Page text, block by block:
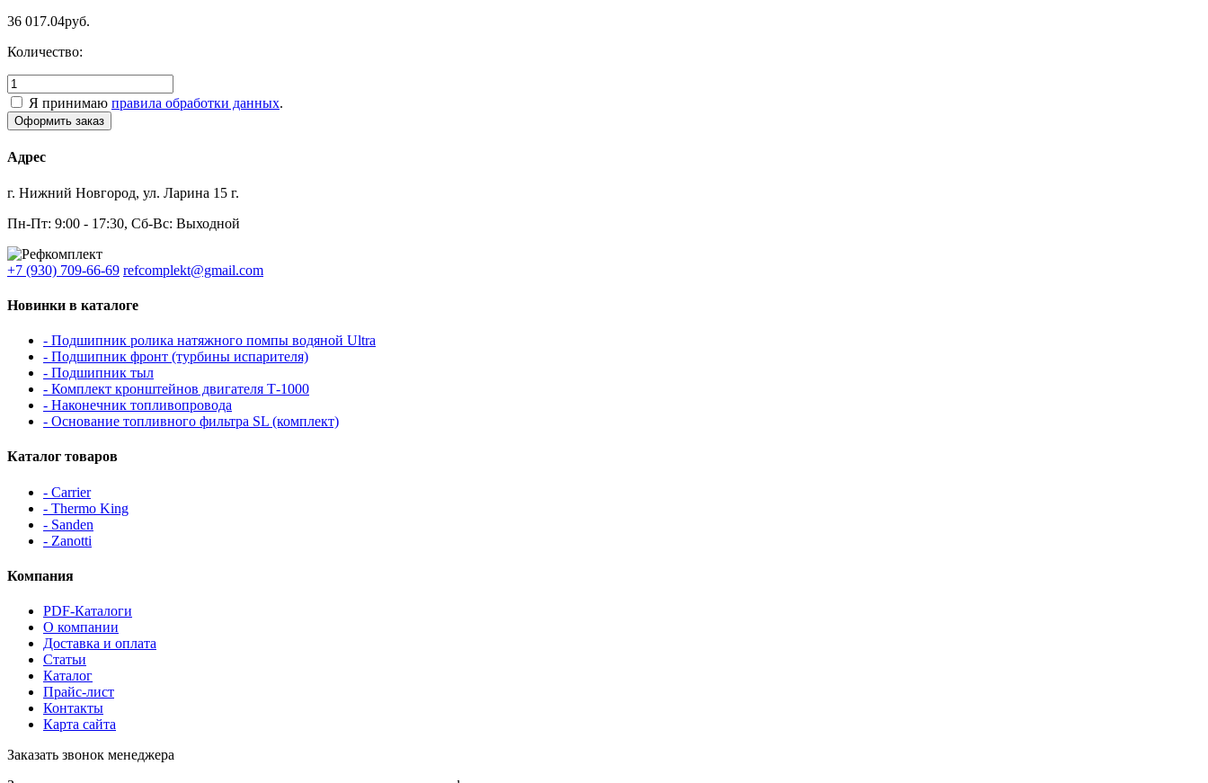
36 017.04руб.
Количество:
Я принимаю правила обработки данных.
Адрес
г. Нижний Новгород, ул. Ларина 15 г.
Пн-Пт: 9:00 - 17:30, Сб-Вс: Выходной
+7 (930) 709-66-69 refcomplekt@gmail.com
Новинки в каталоге
- Подшипник ролика натяжного помпы водяной Ultra
- Подшипник фронт (турбины испарителя)
- Подшипник тыл
- Комплект кронштейнов двигателя Т-1000
- Наконечник топливопровода
- Основание топливного фильтра SL (комплект)
Каталог товаров
- Carrier
- Thermo King
- Sanden
- Zanotti
Компания
PDF-Каталоги
О компании
Доставка и оплата
Статьи
Каталог
Прайс-лист
Контакты
Карта сайта
Заказать звонок менеджера